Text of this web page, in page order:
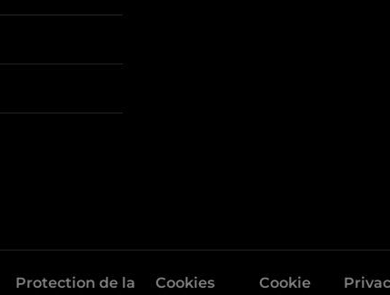
Protection de la Cookies Cookie